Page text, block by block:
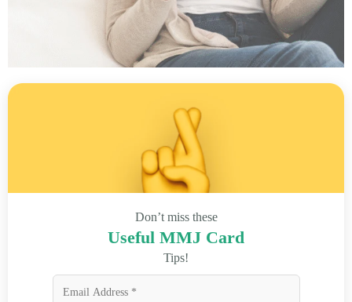
Don’t miss these
Useful MMJ Card
Tips!